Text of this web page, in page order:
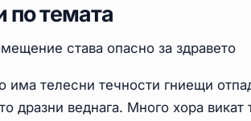
по темата
става опасно за здравето
има телесни течности гниещи
дразни веднага. Много хора